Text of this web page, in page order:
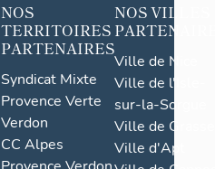
NOS
TERRITOIRES
PARTENAIRES
Syndicat Mixte
Provence Verte
Verdon
CC Alpes
NOS VILLES
Ville de Nice
Ville de l'Isle-
sur-la-Sorgue
Ville de Grasse
Ville d'Apt